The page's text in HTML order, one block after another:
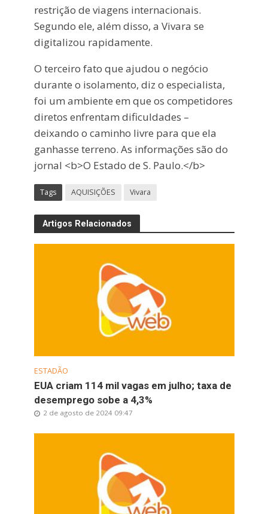
restrição de viagens internacionais.
Segundo ele, além disso, a Vivara se
digitalizou rapidamente.
O terceiro fato que ajudou o negócio
durante o isolamento, diz o especialista,
foi um ambiente em que os competidores
diretos enfrentam dificuldades –
deixando o caminho livre para que ela
ganhasse terreno. As informações são do
jornal <b>O Estado de S. Paulo.</b>
Tags AQUISIÇÕES Vivara
Artigos Relacionados
ESTADÃO
EUA criam 114 mil vagas em julho; taxa de
desemprego sobe a 4,3%
2 de agosto de 2024 09:47